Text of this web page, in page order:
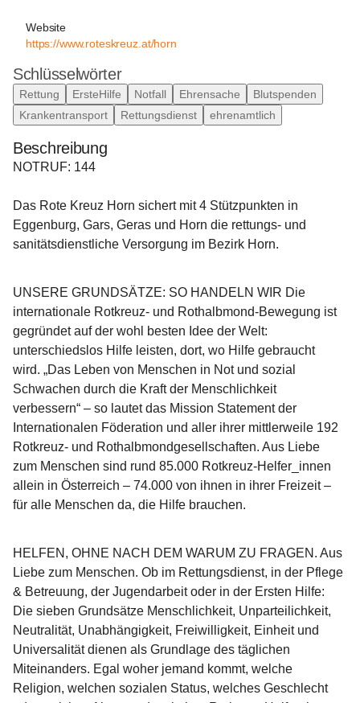
Website
https://www.roteskreuz.at/horn
Schlüsselwörter
Rettung ErsteHilfe Notfall Ehrensache
Blutspenden
Krankentransport
Rettungsdienst ehrenamtlich
Beschreibung
NOTRUF: 144
Das Rote Kreuz Horn sichert mit 4 Stützpunkten in
Eggenburg, Gars, Geras und Horn die rettungs- und
sanitätsdienstliche Versorgung im Bezirk Horn.
UNSERE GRUNDSÄTZE: SO HANDELN WIR Die
internationale Rotkreuz- und Rothalbmond-Bewegung ist
gegründet auf der wohl besten Idee der Welt:
unterschiedslos Hilfe leisten, dort, wo Hilfe gebraucht
wird. „Das Leben von Menschen in Not und sozial
Schwachen durch die Kraft der Menschlichkeit
verbessern“ – so lautet das Mission Statement der
Internationalen Föderation und aller ihrer mittlerweile 192
Rotkreuz- und Rothalbmondgesellschaften. Aus Liebe
zum Menschen sind rund 85.000 Rotkreuz-Helfer_innen
allein in Österreich – 74.000 von ihnen in ihrer Freizeit –
für alle Menschen da, die Hilfe brauchen.
HELFEN, OHNE NACH DEM WARUM ZU FRAGEN. Aus
Liebe zum Menschen. Ob im Rettungsdienst, in der Pflege
& Betreuung, der Jugendarbeit oder in der Ersten Hilfe:
Die sieben Grundsätze Menschlichkeit, Unparteilichkeit,
Neutralität, Unabhängigkeit, Freiwilligkeit, Einheit und
Universalität dienen als Grundlage des täglichen
Miteinanders. Egal woher jemand kommt, welche
Religion, welchen sozialen Status, welches Geschlecht